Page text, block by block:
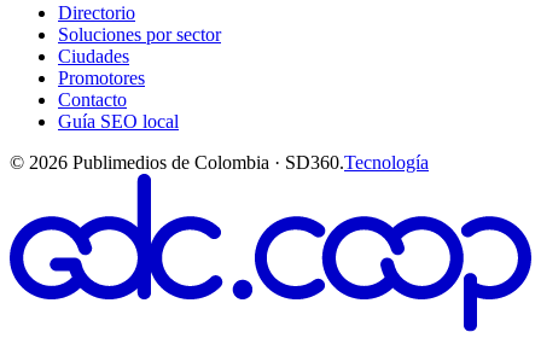
Directorio
Soluciones por sector
Ciudades
Promotores
Contacto
Guía SEO local
© 2026 Publimedios de Colombia · SD360.Tecnología